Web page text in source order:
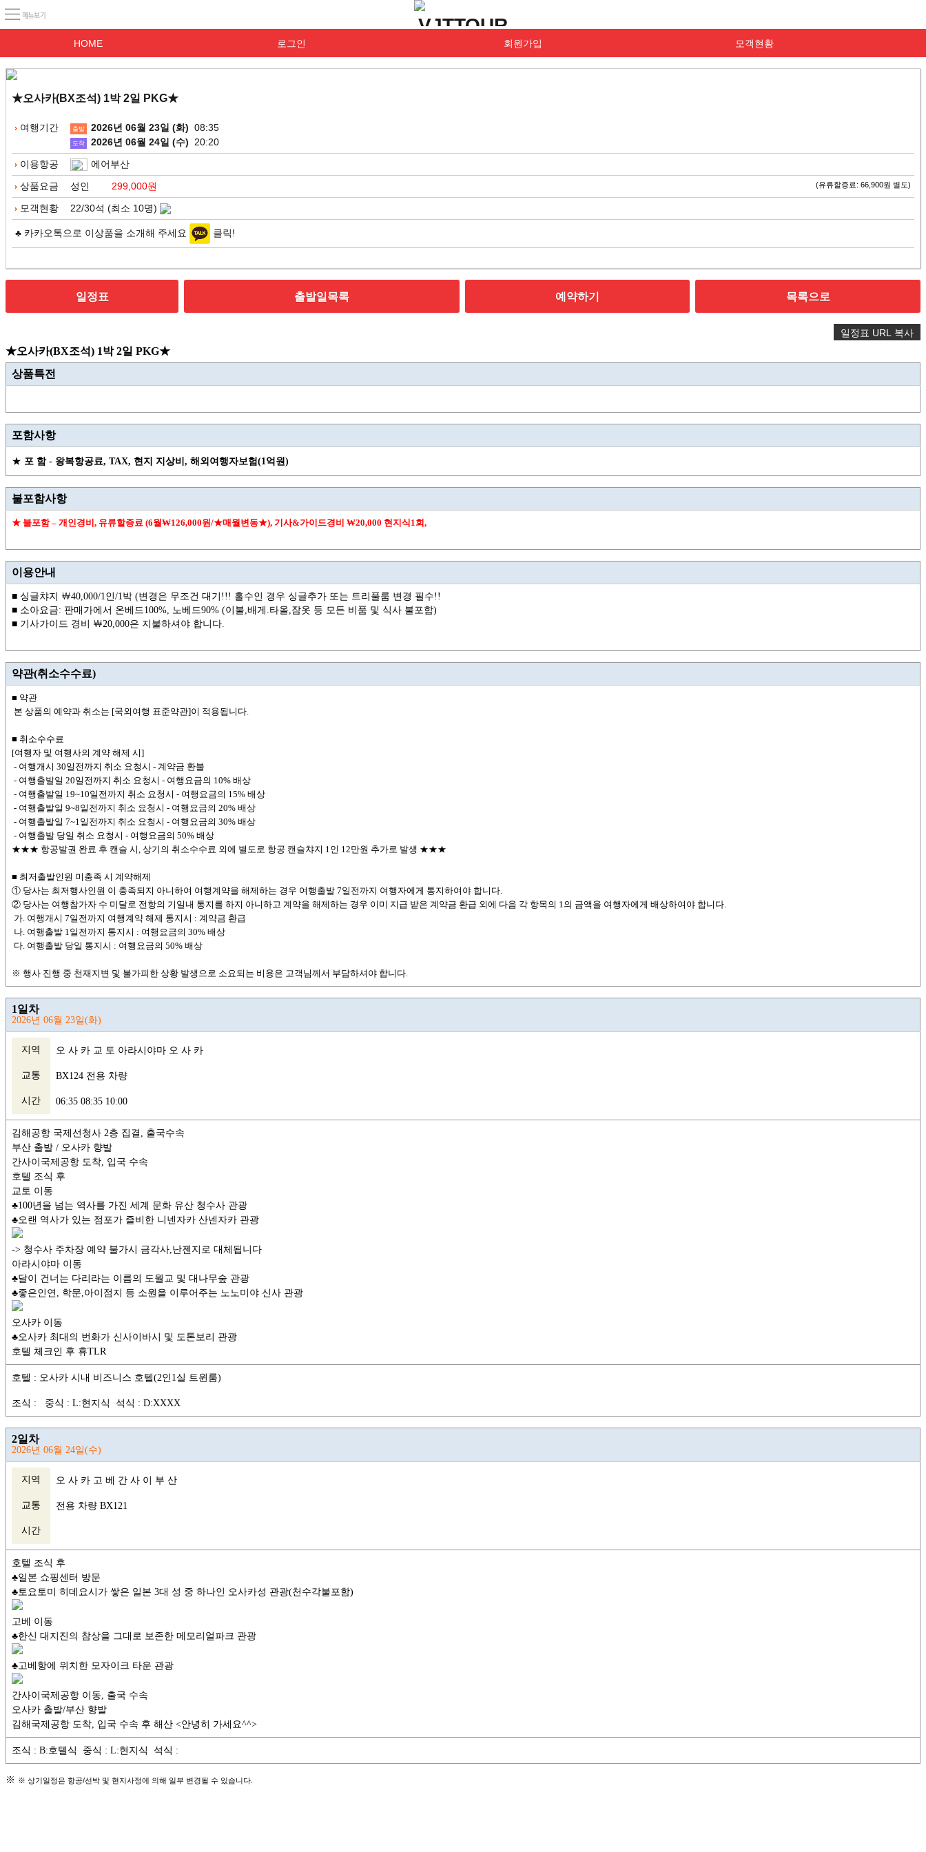
HOME 로그인 회원가입 모객현황
★오사카(BX조석) 1박 2일 PKG★
여행기간 출발 2026년 06월 23일 (화) 08:35
도착 2026년 06월 24일 (수)
20:20
이용항공
에어부산
상품요금
성인 299,000원 (유류할증료: 66,900원 별도)
모객현황 22/30석 (최소 10명)
♣ 카카오톡으로 이상품을 소개해 주세요 클릭!
일정표 출발일목록 예약하기 목록으로